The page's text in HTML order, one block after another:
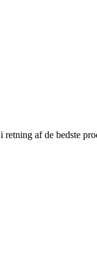
af de bedste